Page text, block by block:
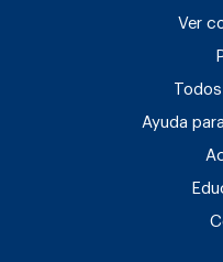
Ver
Ayuda